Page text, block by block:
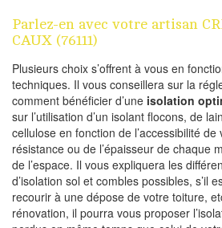
Parlez-en avec votre artisan
CAUX (76111)
Plusieurs choix s’offrent à vous en
techniques. Il vous conseillera sur la
comment bénéficier d’une isolation
sur l’utilisation d’un isolant flocons, de
cellulose en fonction de l’accessibilité
résistance ou de l’épaisseur de chaque
de l’espace. Il vous expliquera les
d’isolation sol et combles possibles, s’il
recourir à une dépose de votre toiture,
rénovation, il pourra vous proposer